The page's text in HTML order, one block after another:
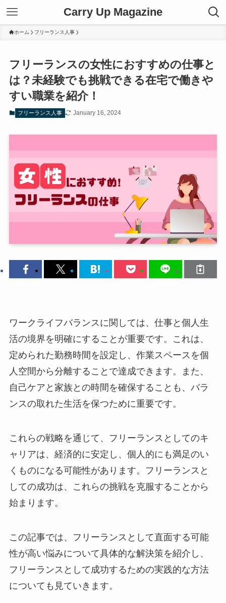
Carry Up Magazine
ホーム フリーランス人事
フリーランスの女性におすすめの仕事と
は？未経験でも挑戦できる在宅で働きや
すい職業を紹介！
フリーランス人事 January 16, 2024
ワークライフバランスに関しては、仕事と個人生
活の境界を明確にすることが重要です。これは、
定められた勤務時間を設定し、作業スペースを個
人空間から分離することで達成できます。また、
自己ケアと家族との時間を確保することも、バラ
ンスの取れた生活を保つために重要です。
これらの戦略を通じて、フリーランスとしてのキ
ャリアは、経済的に安定し、個人的にも満足のい
くものになる可能性があります。フリーランスと
しての成功は、これらの挑戦を克服することから
始まります。
この記事では、フリーランスとして直面する可能
性が高い悩みについて具体的な解決策を紹介し、
フリーランスとして成功するための実践的な方法
についても見ていきます。